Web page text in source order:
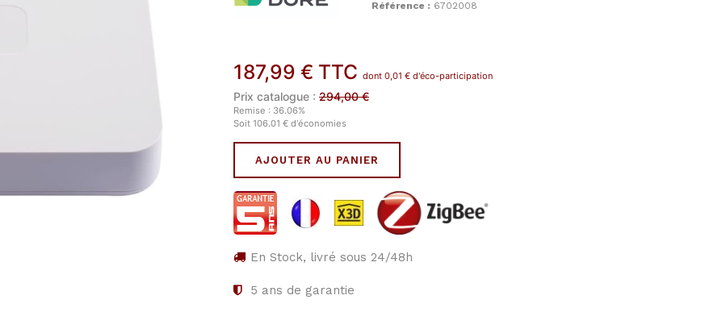
Référence : 6702008
187,99 € TTC dont 0,01 € d'éco-participation
Prix catalogue : 294,00€
Remise : 36.06%
Soit 106.01 € d'économies
AJOUTER AU PANIER
En Stock, livré sous 24/48h
5 ans de garantie